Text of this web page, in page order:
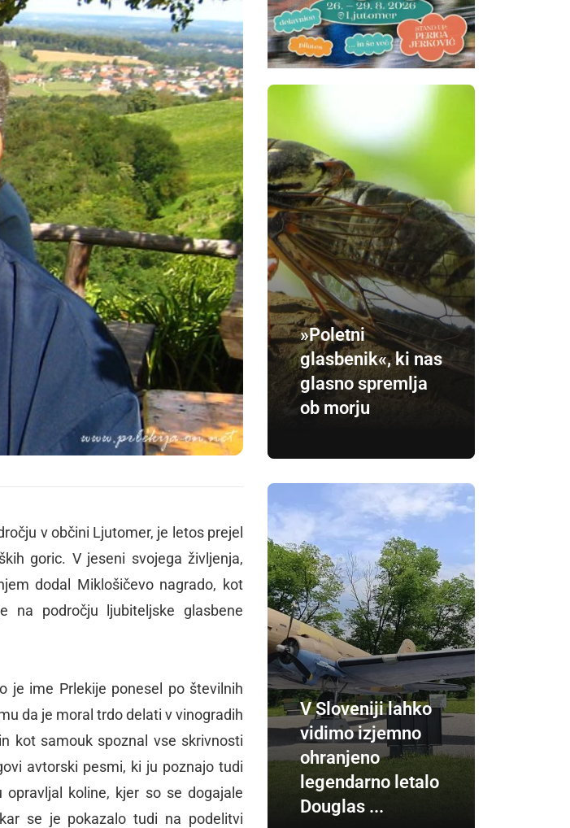
v občini Ljutomer, je letos prejel
goric. V jeseni svojega življenja,
dodal Miklošičevo nagrado, kot
na področju ljubiteljske glasbene
je ime Prlekije ponesel po številnih
da je moral trdo delati v vinogradih
kot samouk spoznal vse skrivnosti
avtorski pesmi, ki ju poznajo tudi
koline, kjer so se dogajale
se je pokazalo tudi na podelitvi
»Poletni
glasbenik«, ki nas
glasno spremlja
ob morju
V Sloveniji lahko
vidimo izjemno
ohranjeno
legendarno letalo
Douglas ...